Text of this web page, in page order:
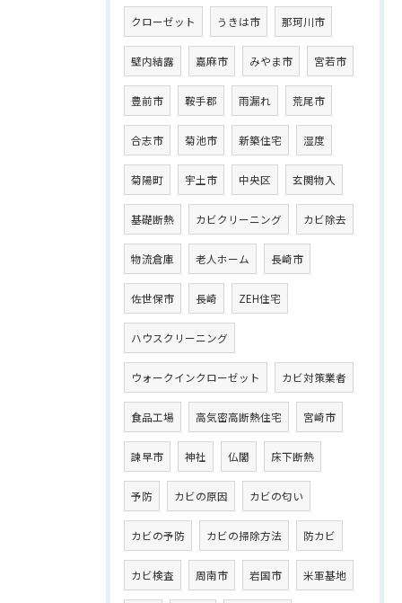
クローゼット うきは市 那珂川市
壁内結露 嘉麻市 みやま市 宮若市
豊前市 鞍手郡 雨漏れ 荒尾市
合志市 菊池市 新築住宅 湿度
菊陽町 宇土市 中央区 玄関物入
基礎断熱 カビクリーニング カビ除去
物流倉庫 老人ホーム 長崎市
佐世保市 長崎 ZEH住宅
ハウスクリーニング
ウォークインクローゼット カビ対策業者
食品工場 高気密高断熱住宅 宮崎市
諫早市 神社 仏閣 床下断熱
予防 カビの原因 カビの匂い
カビの予防 カビの掃除方法 防カビ
カビ検査 周南市 岩国市 米軍基地